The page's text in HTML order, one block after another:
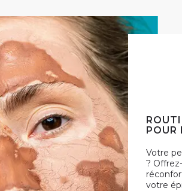
POUR
Votre
?
votre